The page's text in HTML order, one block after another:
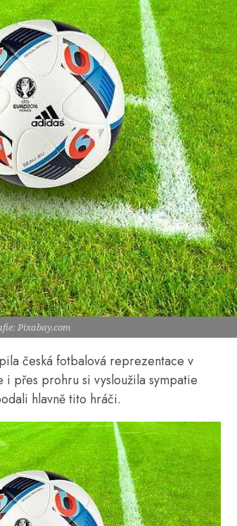
Pixabay.com
česká fotbalová reprezentace v
přes prohru si vysloužila sympatie
hlavně tito hráči.